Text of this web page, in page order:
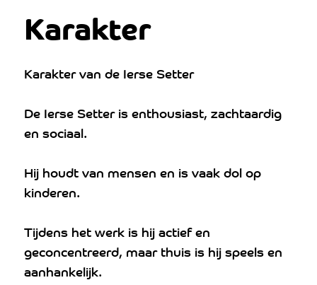
Karakter
Karakter van de Ierse Setter
De Ierse Setter is enthousiast, zachtaardig
en sociaal.
Hij houdt van mensen en is vaak dol op
kinderen.
Tijdens het werk is hij actief en
geconcentreerd, maar thuis is hij speels en
aanhankelijk.